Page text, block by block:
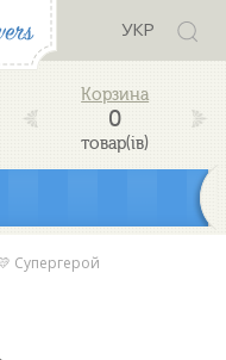
УКР
0
товар(ів)
Супергерой